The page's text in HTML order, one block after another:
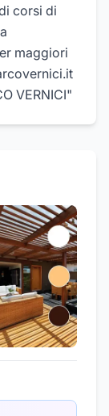
corsi di
maggiori
VERNICI"